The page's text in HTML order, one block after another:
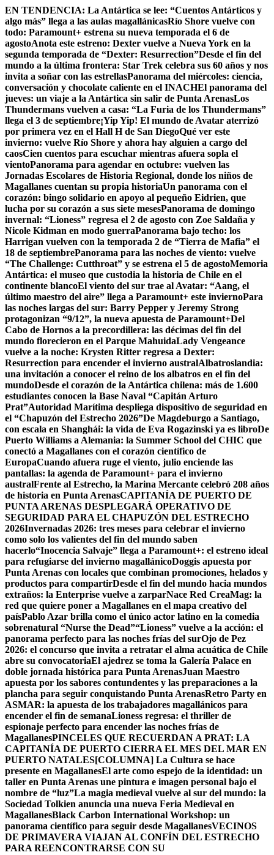
Skip
to
content
EN TENDENCIA: La Antártica se lee: “Cuentos Antárticos y
algo más” llega a las aulas magallánicasRío Shore vuelve con
todo: Paramount+ estrena su nueva temporada el 6 de
agostoAnota este estreno: Dexter vuelve a Nueva York en la
segunda temporada de “Dexter: Resurrection”Desde el fin del
mundo a la última frontera: Star Trek celebra sus 60 años y nos
invita a soñar con las estrellasPanorama del miércoles: ciencia,
conversación y chocolate caliente en el INACHEl panorama del
jueves: un viaje a la Antártica sin salir de Punta ArenasLos
Thundermans vuelven a casa: “La Furia de los Thundermans”
llega el 3 de septiembre¡Yip Yip! El mundo de Avatar aterrizó
por primera vez en el Hall H de San DiegoQué ver este
invierno: vuelve Río Shore y ahora hay alguien a cargo del
caosCien cuentos para escuchar mientras afuera sopla el
vientoPanorama para agendar en octubre: vuelven las
Jornadas Escolares de Historia Regional, donde los niños de
Magallanes cuentan su propia historiaUn panorama con el
corazón: bingo solidario en apoyo al pequeño Eidrien, que
lucha por su corazón a sus siete mesesPanorama de domingo
invernal: “Lioness” regresa el 2 de agosto con Zoe Saldaña y
Nicole Kidman en modo guerraPanorama bajo techo: los
Harrigan vuelven con la temporada 2 de “Tierra de Mafia” el
18 de septiembrePanorama para las noches de viento: vuelve
“The Challenge: Cutthroat” y se estrena el 5 de agostoMemoria
Antártica: el museo que custodia la historia de Chile en el
continente blancoEl viento del sur trae al Avatar: “Aang, el
último maestro del aire” llega a Paramount+ este inviernoPara
las noches largas del sur: Barry Pepper y Jeremy Strong
protagonizan “9/12”, la nueva apuesta de Paramount+Del
Cabo de Hornos a la precordillera: las décimas del fin del
mundo florecieron en el Parque MahuidaLady Vengeance
vuelve a la noche: Krysten Ritter regresa a Dexter:
Resurrection para encender el invierno australAlbatroslandia:
una invitación a conocer el reino de los albatros en el fin del
mundoDesde el corazón de la Antártica chilena: más de 1.600
estudiantes conocen la Base Naval “Capitán Arturo
Prat”Autoridad Marítima despliega dispositivo de seguridad en
el “Chapuzón del Estrecho 2026”De Magdeburgo a Santiago,
con escala en Shanghái: la vida de Eva Rogazinski ya es libroDe
Puerto Williams a Alemania: la Summer School del CHIC que
conectó a Magallanes con el corazón científico de
EuropaCuando afuera ruge el viento, julio enciende las
pantallas: la agenda de Paramount+ para el invierno
australFrente al Estrecho, la Marina Mercante celebró 208 años
de historia en Punta ArenasCAPITANÍA DE PUERTO DE
PUNTA ARENAS DESPLEGARÁ OPERATIVO DE
SEGURIDAD PARA EL CHAPUZÓN DEL ESTRECHO
2026Invernadas 2026: tres meses para celebrar el invierno
como solo los valientes del fin del mundo saben
hacerlo“Inocencia Salvaje” llega a Paramount+: el estreno ideal
para refugiarse del invierno magallánicoDoggis apuesta por
Punta Arenas con locales que combinan promociones, helados y
productos para compartirDesde el fin del mundo hacia mundos
extraños: la Enterprise vuelve a zarparNace Red CreaMag: la
red que quiere poner a Magallanes en el mapa creativo del
paísPablo Azar brilla como el único actor latino en la comedia
sobrenatural “Nurse the Dead”“Lioness” vuelve a la acción: el
panorama perfecto para las noches frías del surOjo de Pez
2026: el concurso que invita a retratar el alma acuática de Chile
abre su convocatoriaEl ajedrez se toma la Galería Palace en
doble jornada histórica para Punta ArenasJuan Maestro
apuesta por los sabores contundentes y las preparaciones a la
plancha para seguir conquistando Punta ArenasRetro Party en
ASMAR: la apuesta de los trabajadores magallánicos para
encender el fin de semanaLioness regresa: el thriller de
espionaje perfecto para encender las noches frías de
MagallanesPINCELES QUE RECUERDAN A PRAT: LA
CAPITANÍA DE PUERTO CIERRA EL MES DEL MAR EN
PUERTO NATALES[COLUMNA] La Cultura se hace
presente en MagallanesEl arte como espejo de la identidad: un
taller en Punta Arenas une pintura e imagen personal bajo el
nombre de “luz”La magia medieval vuelve al sur del mundo: la
Sociedad Tolkien anuncia una nueva Feria Medieval en
MagallanesBlack Carbon International Workshop: un
panorama científico para seguir desde MagallanesVECINOS
DE PRIMAVERA VIAJAN AL CONFÍN DEL ESTRECHO
PARA REENCONTRARSE CON SU